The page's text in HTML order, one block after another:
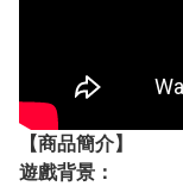
【商品簡介】
遊戲背景：